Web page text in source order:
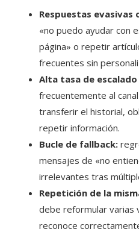
Respuestas evasivas
«no puedo ayudar con
página» o repetir
frecuentes sin
Alta tasa de
frecuentemente al
transferir el historial,
repetir información.
Bucle de fallback:
mensajes de «no
irrelevantes tras
Repetición de la
debe reformular varias
reconoce